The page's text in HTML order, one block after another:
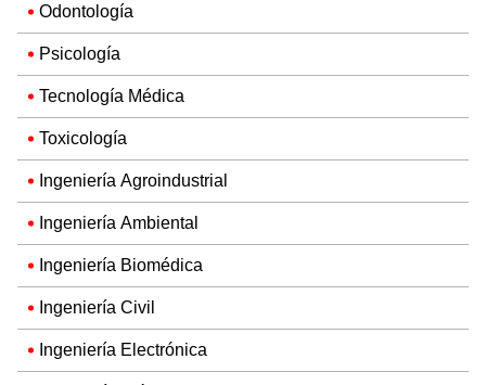
Odontología
Psicología
Tecnología Médica
Toxicología
Ingeniería Agroindustrial
Ingeniería Ambiental
Ingeniería Biomédica
Ingeniería Civil
Ingeniería Electrónica